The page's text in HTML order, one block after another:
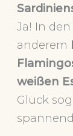
Ja! In
anderem
weißen
Glück